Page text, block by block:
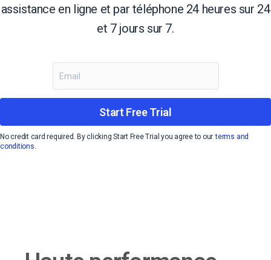
assistance en ligne et par téléphone 24 heures sur 24
et 7 jours sur 7.
Start Free Trial
No credit card required. By clicking Start Free Trial you agree to our terms and
conditions.